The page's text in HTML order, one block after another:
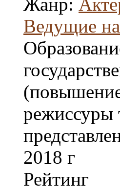
Ведущие
режиссуры
2018 г
Рейтинг